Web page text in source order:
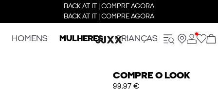
BACK AT IT | COMPRE AGORA
BACK AT IT | COMPRE AGORA
HOMENS MULHERES CRIANÇAS
COMPRE O LOOK
99.97 €